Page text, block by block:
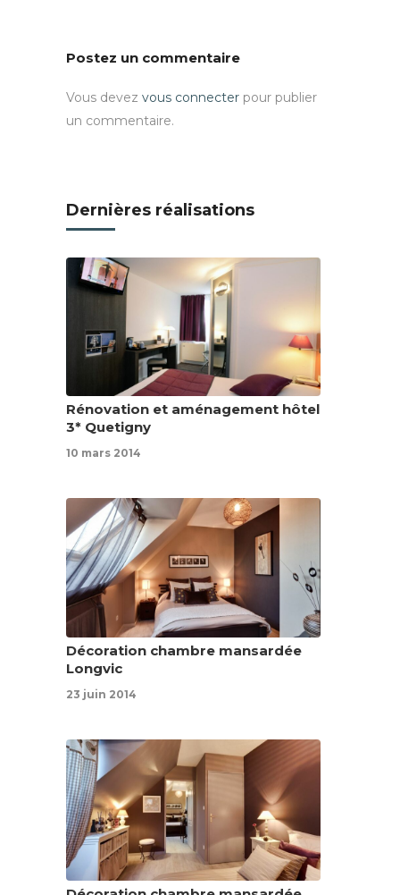
Postez un commentaire
Vous devez vous connecter pour publier
un commentaire.
Dernières réalisations
Rénovation et aménagement hôtel
3* Quetigny
10 mars 2014
Décoration chambre mansardée
Longvic
23 juin 2014